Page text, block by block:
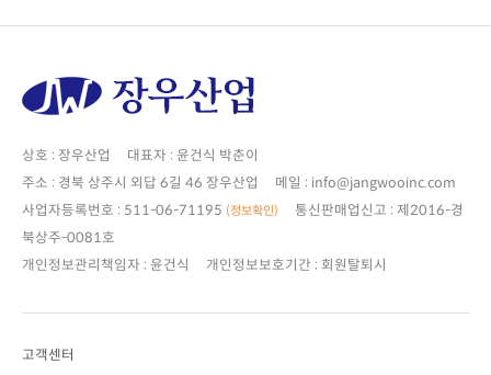
상호 : 장우산업 대표자 : 윤건식 박춘이
주소 : 경북 상주시 외답 6길 46 장우산업 메일 : info@jangwooinc.com
사업자등록번호 : 511-06-71195 (정보확인)
북상주-0081호
개인정보관리책임자 : 윤건식 개인정보보호기간 : 회원탈퇴시
고객센터